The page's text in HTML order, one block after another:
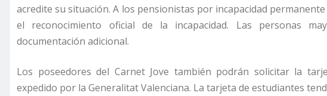
acredite su situación. A los pensionistas por incapacidad
el reconocimiento oficial de la incapacidad. Las personas
documentación adicional.
Los poseedores del Carnet Jove también podrán solicitar la
expedido por la Generalitat Valenciana. La tarjeta de estudiantes